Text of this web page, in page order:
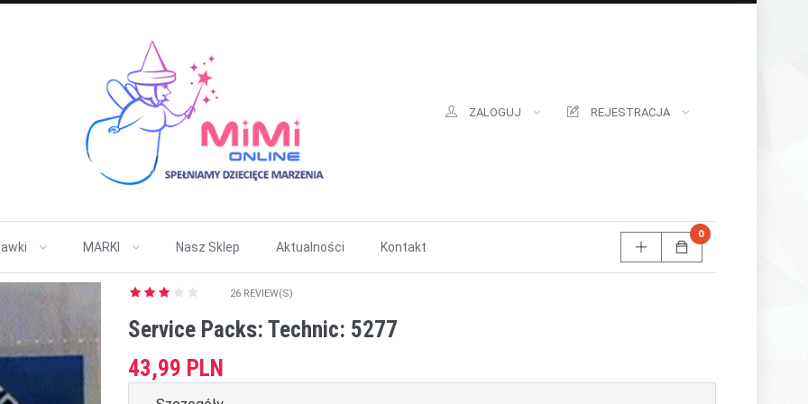
ZALOGUJ REJESTRACJA
MARKI Nasz Sklep Aktualności Kontakt
0
26 REVIEW(S)
Service Packs: Technic: 5277
43,99 PLN